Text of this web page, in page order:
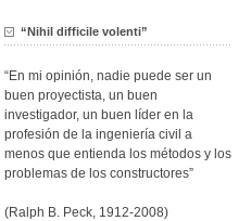
“Nihil difficile volenti”
“En mi opinión, nadie puede ser un
buen proyectista, un buen
investigador, un buen líder en la
profesión de la ingeniería civil a
menos que entienda los métodos y los
problemas de los constructores”
(Ralph B. Peck, 1912-2008)